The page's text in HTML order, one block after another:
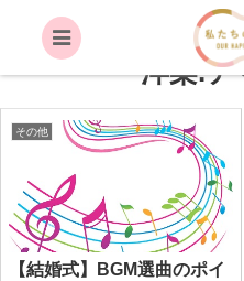
定番.結婚式.披
洋楽.デ
その他
【結婚式】BGM選曲のポイ